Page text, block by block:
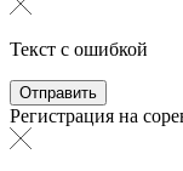
Текст с ошибкой
Регистрация на